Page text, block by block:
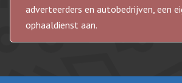
adverteerders en autobedrijven, een
ophaaldienst aan.